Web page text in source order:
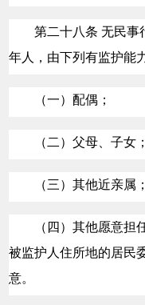
第二十八条 无民事
年人，由下列有监护能
（一）配偶；
（二）父母、子女；
（三）其他近亲属；
（四）其他愿意担任
被监护人住所地的居民
意。